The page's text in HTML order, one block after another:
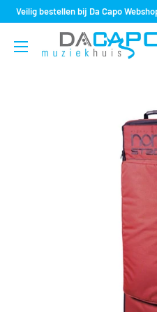
naar
Veilig bestellen bij Da Capo
Muziekhuis
Da